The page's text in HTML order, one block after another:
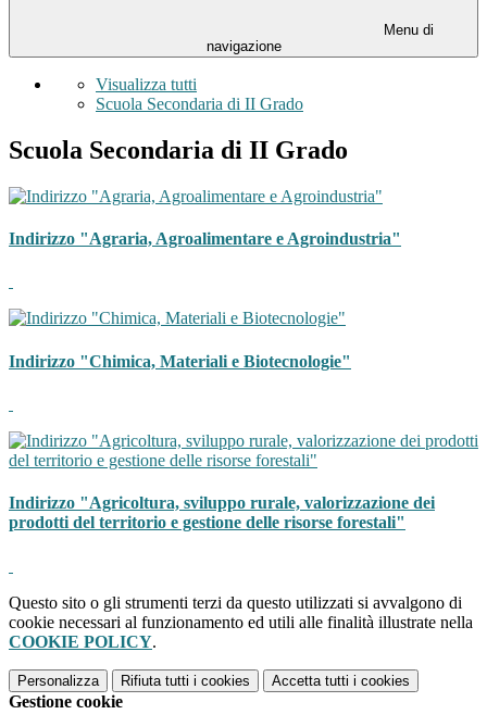
Menu di
navigazione
Visualizza tutti
Scuola Secondaria di II Grado
Scuola Secondaria di II Grado
Indirizzo "Agraria, Agroalimentare e Agroindustria"
Indirizzo "Chimica, Materiali e Biotecnologie"
Indirizzo "Agricoltura, sviluppo rurale, valorizzazione dei
prodotti del territorio e gestione delle risorse forestali"
Questo sito o gli strumenti terzi da questo utilizzati si avvalgono di
cookie necessari al funzionamento ed utili alle finalità illustrate nella
COOKIE POLICY.
Personalizza Rifiuta tutti i cookies Accetta tutti i cookies
Gestione cookie